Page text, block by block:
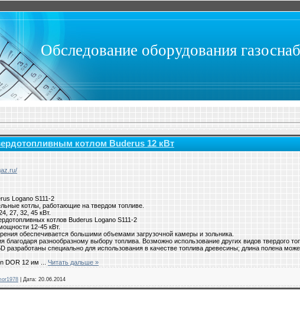
Обследование оборудования
котлом Buderus 12 кВт
Logano S111-2
котлы, работающие на твердом топливе.
27, 32, 45 кВт.
котлов Buderus Logano S111-2
12-45 кВт.
обеспечивается большими объемами загрузочной камеры и зольника.
благодаря разнообразному выбору топлива. Возможно использование других видов твердого
разработаны специально для использования в качестве топлива древесины; длина полена
DOR 12 им
Читать дальше »
Дата: 20.06.2014